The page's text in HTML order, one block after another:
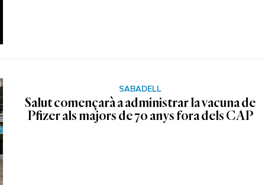
SABADELL
Salut començarà a administrar la vacuna de
Pfizer als majors de 70 anys fora dels CAP